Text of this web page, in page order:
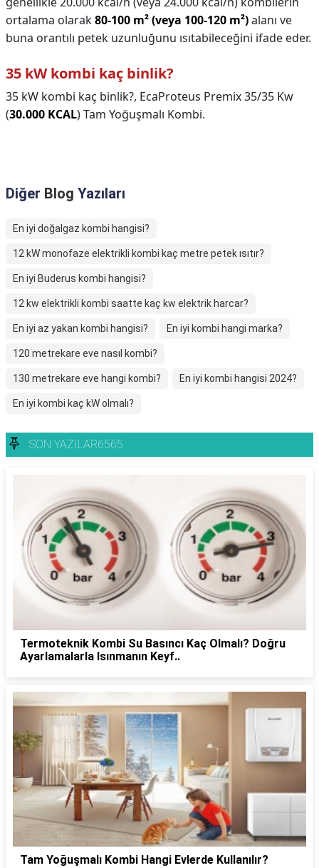
ortalama olarak80-100 m² (veya 100-120 m²)alanı ve
buna orantılı petek uzunluğunu ısıtabileceğini ifade eder.
35 kW kombi kaç binlik?
35 kW kombi kaç binlik?, EcaProteus Premix 35/35 Kw
(30.000 KCAL) Tam Yoğuşmalı Kombi.
Diğer Blog Yazıları
En iyi doğalgaz kombi hangisi?
12 kW monofaze elektrikli kombi kaç metre petek ısıtır?
En iyi Buderus kombi hangisi?
12 kw elektrikli kombi saatte kaç kw elektrik harcar?
En iyi az yakan kombi hangisi? En iyi kombi hangi marka?
120 metrekare eve nasıl kombi?
130 metrekare eve hangi kombi? En iyi kombi hangisi 2024?
En iyi kombi kaç kW olmalı?
SON YAZILAR6565
Termoteknik Kombi Su Basıncı Kaç Olmalı? Doğru
Ayarlamalarla Isınmanın Keyf..
Tam Yoğuşmalı Kombi Hangi Evlerde Kullanılır?